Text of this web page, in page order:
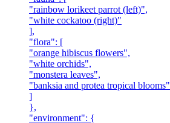
"rainbow lorikeet parrot (left)",
"white cockatoo (right)"
],
"flora": [
"orange hibiscus flowers",
"white orchids",
"monstera leaves",
"banksia and protea tropical blooms"
]
},
"environment": {